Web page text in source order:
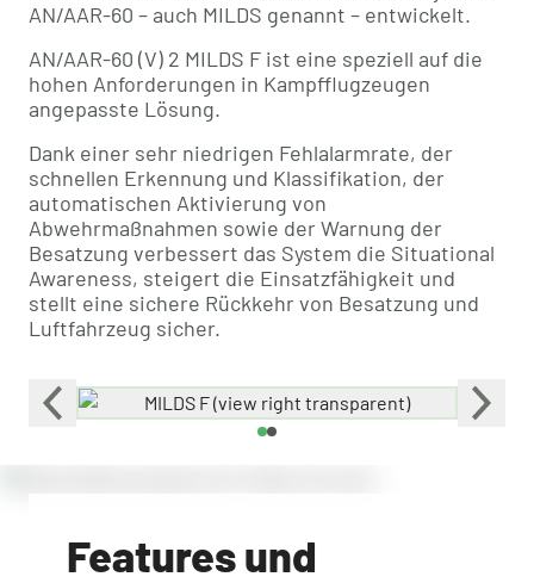
AN/AAR-60 – auch MILDS genannt – entwickelt.
AN/AAR-60 (V) 2 MILDS F ist eine speziell auf die
hohen Anforderungen in Kampfflugzeugen
angepasste Lösung.
Dank einer sehr niedrigen Fehlalarmrate, der
schnellen Erkennung und Klassifikation, der
automatischen Aktivierung von
Abwehrmaßnahmen sowie der Warnung der
Besatzung verbessert das System die Situational
Awareness, steigert die Einsatzfähigkeit und
stellt eine sichere Rückkehr von Besatzung und
Luftfahrzeug sicher.
Features und